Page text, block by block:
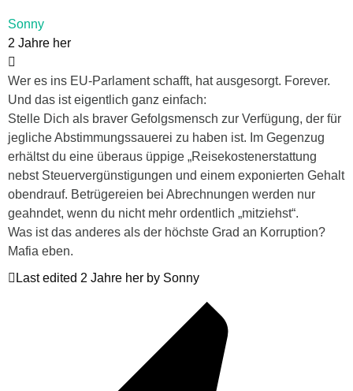
Sonny
2 Jahre her
Wer es ins EU-Parlament schafft, hat ausgesorgt. Forever.
Und das ist eigentlich ganz einfach:
Stelle Dich als braver Gefolgsmensch zur Verfügung, der für
jegliche Abstimmungssauerei zu haben ist. Im Gegenzug
erhältst du eine überaus üppige „Reisekostenerstattung
nebst Steuervergünstigungen und einem exponierten Gehalt
obendrauf. Betrügereien bei Abrechnungen werden nur
geahndet, wenn du nicht mehr ordentlich „mitziehst“.
Was ist das anderes als der höchste Grad an Korruption?
Mafia eben.
Last edited 2 Jahre her by Sonny